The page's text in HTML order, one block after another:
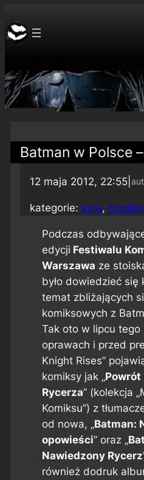
Batman w Polsce
12 maja 2012, 22:55|
kategorie: Inne,
Podczas
edycji Festiwalu
Warszawa ze
było dowiedzieć się
temat zbliżających
komiksowych z
Tak oto w lipcu
oprawach i przed
Knight Rises”
komiksy jak „Powrót
Rycerza” (kolekcja
Komiksu”) z
od nowa, „Batman:
opowieści” oraz „
Nawiedzony Rycerz
również dodruk